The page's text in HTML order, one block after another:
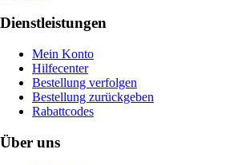
Dienstleistungen
Mein Konto
Hilfecenter
Bestellung verfolgen
Bestellung zurückgeben
Rabattcodes
Über uns